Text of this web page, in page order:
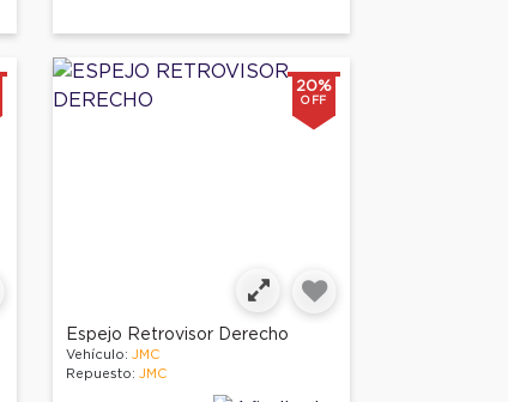
20%
OFF
Espejo Retrovisor Derecho
Vehículo:JMC
Repuesto:JMC